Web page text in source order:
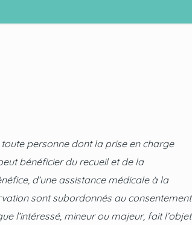
toute personne dont la prise en charge
bénéficier du recueil et de la
d’une assistance médicale à la
sont subordonnés au consentement
l’intéressé, mineur ou majeur, fait l’objet